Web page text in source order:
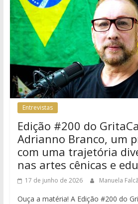
Entrevistas
Edição #200 do
Adrianno Branco, um
com uma trajetória
nas artes cênicas e
17 de junho de 2026 Manuela
Ouça a matéria! A Edição #200 do